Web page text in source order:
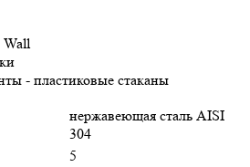
Wall
- пластиковые стаканы
нержавеющая сталь AISI
304
5